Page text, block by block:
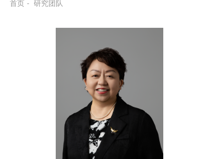
首页 - 研究团队